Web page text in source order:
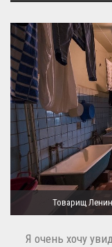
Товарищ
Я очень хочу